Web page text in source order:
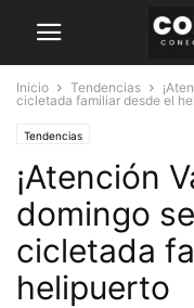
Inicio Tendencias
cicletada familiar desde el
Tendencias
¡Atención
domingo
cicletada
helipuerto